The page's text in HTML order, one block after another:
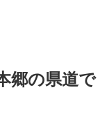
郷の県道で